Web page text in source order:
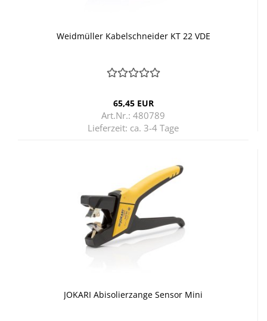
Weid­mül­ler Ka­bel­schnei­der KT 22 VDE
65,45 EUR
Art.Nr.: 480789
Lieferzeit: ca. 3-4 Tage
JO­KA­RI Ab­iso­lier­zan­ge Sen­sor Mini